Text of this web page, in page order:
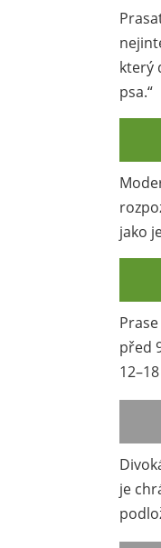
který
psa.“
jako
před
je